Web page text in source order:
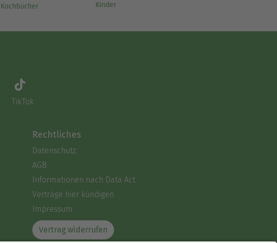
Kochbücher
Kinder
TikTok
Rechtliches
Datenschutz
AGB
Informationen nach Data Act
Verträge hier kündigen
Impressum
Vertrag widerrufen